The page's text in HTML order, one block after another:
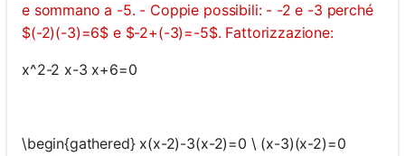
e sommano a -5. - Coppie possibili: - -2 e -3 perché
$(-2)(-3)=6$ e $-2+(-3)=-5$. Fattorizzazione:
x^2-2 x-3 x+6=0
\begin{gathered} x(x-2)-3(x-2)=0 \ (x-3)(x-2)=0